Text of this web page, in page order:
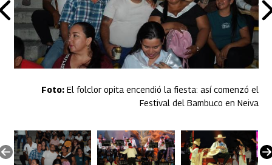
El folclor opita encendió la fiesta: así comenzó el
Festival del Bambuco en Neiva